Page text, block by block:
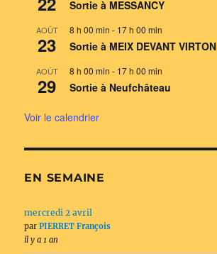
Sortie à MESSANCY
AOÛT
23
8 h 00 min - 17 h 00 min
Sortie à MEIX DEVANT VIRTON
AOÛT
29
8 h 00 min - 17 h 00 min
Sortie à Neufchâteau
Voir le calendrier
EN SEMAINE
mercredi 2 avril
parPIERRET François
il y a 1 an